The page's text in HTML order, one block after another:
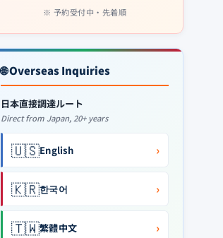
予約受付中・先着順
🌐 Overseas Inquiries
日本直接調達ルート
Direct from Japan, 20+ years
🇺🇸English ›
🇰🇷한국어 ›
🇹🇼繁體中文 ›